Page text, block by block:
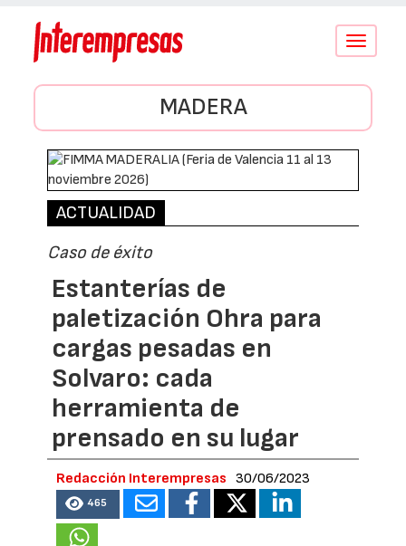
Conmutar
MADERA
ACTUALIDAD
Caso de éxito
Estanterías de
paletización Ohra para
cargas pesadas en
Solvaro: cada
herramienta de
prensado en su lugar
Redacción Interempresas 30/06/2023
465